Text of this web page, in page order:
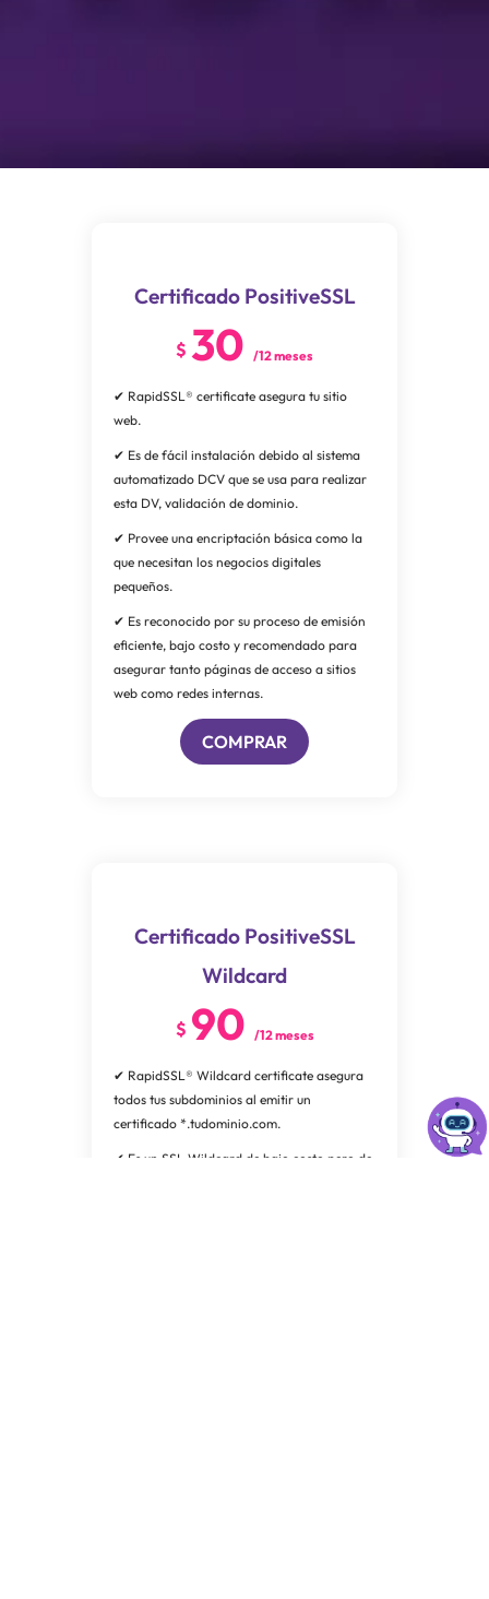
Certificado PositiveSSL
$ 30 /12 meses
✔ RapidSSL® certificate asegura tu sitio
web.
✔ Es de fácil instalación debido al sistema
automatizado DCV que se usa para realizar
esta DV, validación de dominio.
✔ Provee una encriptación básica como la
que necesitan los negocios digitales
pequeños.
✔ Es reconocido por su proceso de emisión
eficiente, bajo costo y recomendado para
asegurar tanto páginas de acceso a sitios
web como redes internas.
COMPRAR
Certificado PositiveSSL
Wildcard
$ 90 /12 meses
✔ RapidSSL® Wildcard certificate asegura
todos tus subdominios al emitir un
certificado *.tudominio.com.
✔ Es un SSL Wildcard de bajo costo pero de